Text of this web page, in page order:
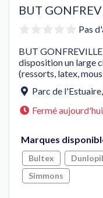
BUT
Pas
BUT GONFREVILLE
disposition un large
(ressorts, latex,
Parc de l'Estuaire,
Fermé aujourd'hui
Marques
Bultex
Simmons